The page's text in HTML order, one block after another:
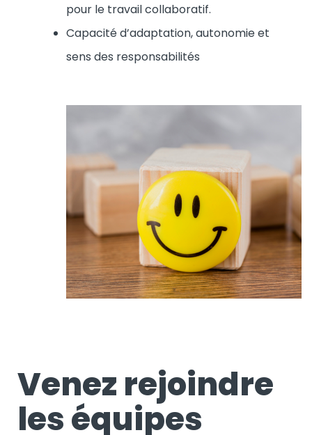
pour le travail collaboratif.
Capacité d’adaptation, autonomie et
sens des responsabilités
Venez rejoindre
les équipes